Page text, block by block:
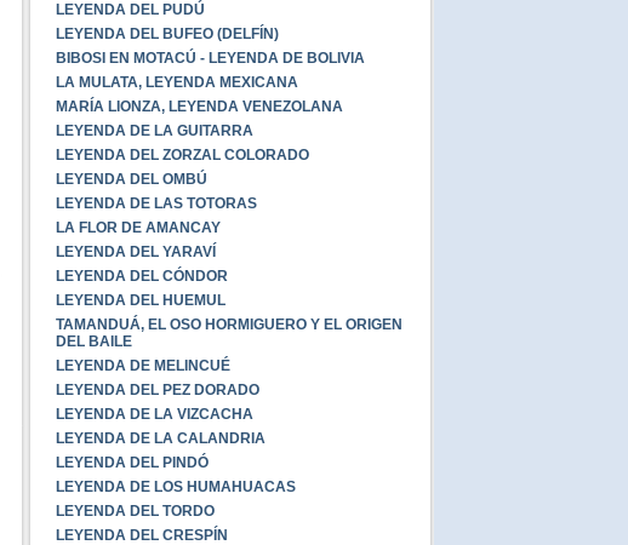
LEYENDA DEL PUDÚ
LEYENDA DEL BUFEO (DELFÍN)
BIBOSI EN MOTACÚ - LEYENDA DE BOLIVIA
LA MULATA, LEYENDA MEXICANA
MARÍA LIONZA, LEYENDA VENEZOLANA
LEYENDA DE LA GUITARRA
LEYENDA DEL ZORZAL COLORADO
LEYENDA DEL OMBÚ
LEYENDA DE LAS TOTORAS
LA FLOR DE AMANCAY
LEYENDA DEL YARAVÍ
LEYENDA DEL CÓNDOR
LEYENDA DEL HUEMUL
TAMANDUÁ, EL OSO HORMIGUERO Y EL ORIGEN
DEL BAILE
LEYENDA DE MELINCUÉ
LEYENDA DEL PEZ DORADO
LEYENDA DE LA VIZCACHA
LEYENDA DE LA CALANDRIA
LEYENDA DEL PINDÓ
LEYENDA DE LOS HUMAHUACAS
LEYENDA DEL TORDO
LEYENDA DEL CRESPÍN